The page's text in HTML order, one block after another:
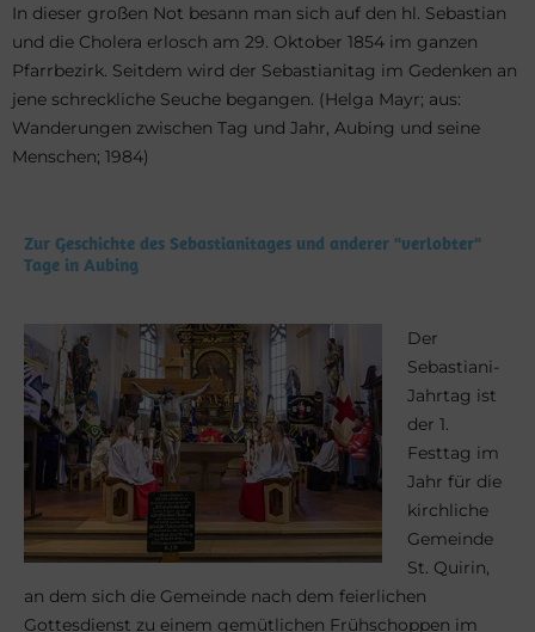
In dieser großen Not besann man sich auf den hl. Sebastian
und die Cholera erlosch am 29. Oktober 1854 im ganzen
Pfarrbezirk. Seitdem wird der Sebastianitag im Gedenken an
jene schreckliche Seuche begangen. (Helga Mayr; aus:
Wanderungen zwischen Tag und Jahr, Aubing und seine
Menschen; 1984)
Zur Geschichte des Sebastianitages und anderer "verlobter"
Tage in Aubing
Der
Sebastiani-
Jahrtag ist
der 1.
Festtag im
Jahr für die
kirchliche
Gemeinde
St. Quirin,
an dem sich die Gemeinde nach dem feierlichen
Gottesdienst zu einem gemütlichen Frühschoppen im